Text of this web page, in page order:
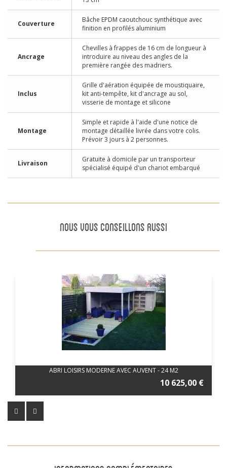
Couverture
Bâche EPDM caoutchouc synthétique avec
finition en profilés aluminium
Ancrage
Chevilles à frappes de 16 cm de longueur à
introduire au niveau des angles de la
première rangée des madriers.
Inclus
Grille d'aération équipée de moustiquaire,
kit anti-tempête, kit d'ancrage au sol,
visserie de montage et silicone
Montage
Simple et rapide à l'aide d'une notice de
montage détaillée livrée dans votre colis.
Prévoir 3 jours à 2 personnes.
Livraison
Gratuite à domicile par un transporteur
spécialisé équipé d'un chariot embarqué
NOUS VOUS CONSEILLONS AUSSI
ABRI LOISIRS MODERNE AVEC AUVENT - 24 M2
10 625,00 €